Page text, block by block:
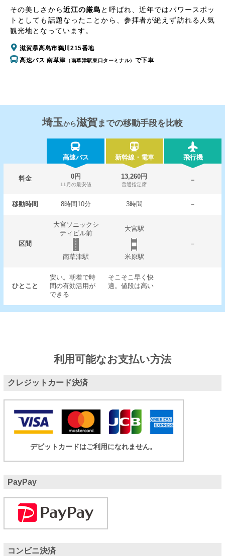
その美しさから近江の厳島 と呼ばれ、近年ではパワースポッ
トとしても話題なったことから、参拝者が絶えず訪れる人気
観光地となっています。
滋賀県高島市鵜川215番地
高速バス 南草津 （南草津駅東口ターミナル） で下車
埼玉から滋賀までの移動手段を比較
高速バス 新幹線・電車 飛行機
料金 0円
11月の最安値
13,260円
普通指定席
－
移動時間 8時間10分 3時間 －
区間
大宮ソニックシ
ティビル前
大宮駅
－
南草津駅
米原駅
ひとこと
安い。朝着で時
間の有効活用が
できる
そこそこ早く快
適。値段は高い
利用可能なお支払い方法
クレジットカード決済
デビットカードはご利用になれません。
PayPay
コンビニ決済